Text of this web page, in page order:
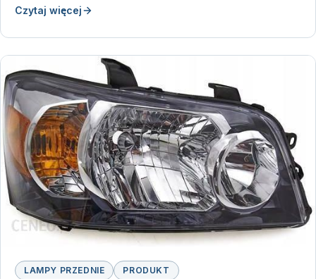
Czytaj więcej
LAMPY PRZEDNIE PRODUKT